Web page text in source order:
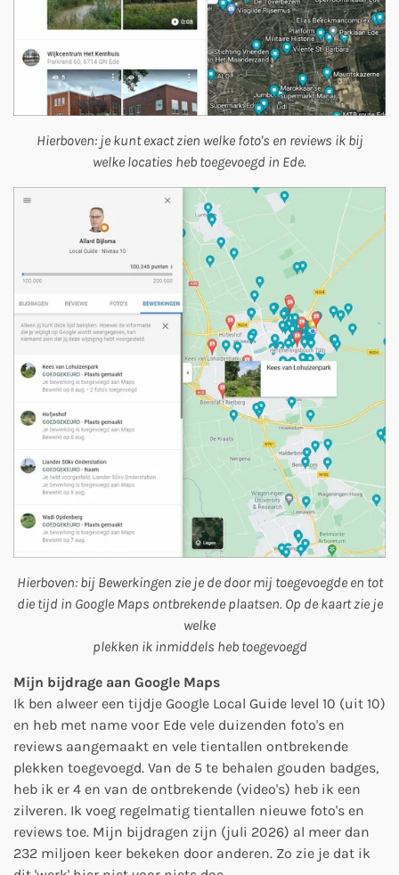
Hierboven: je kunt exact zien welke foto's en reviews ik bij
welke locaties heb toegevoegd in Ede.
Hierboven: bij Bewerkingen zie je de door mij toegevoegde en tot
die tijd in Google Maps ontbrekende plaatsen. Op de kaart zie je
welke
plekken ik inmiddels heb toegevoegd
Mijn bijdrage aan Google Maps
Ik ben alweer een tijdje Google Local Guide level 10 (uit 10)
en heb met name voor Ede vele duizenden foto's en
reviews aangemaakt en vele tientallen ontbrekende
plekken toegevoegd. Van de 5 te behalen gouden badges,
heb ik er 4 en van de ontbrekende (video's) heb ik een
zilveren. Ik voeg regelmatig tientallen nieuwe foto's en
reviews toe. Mijn bijdragen zijn (juli 2026) al meer dan
232 miljoen keer bekeken door anderen. Zo zie je dat ik